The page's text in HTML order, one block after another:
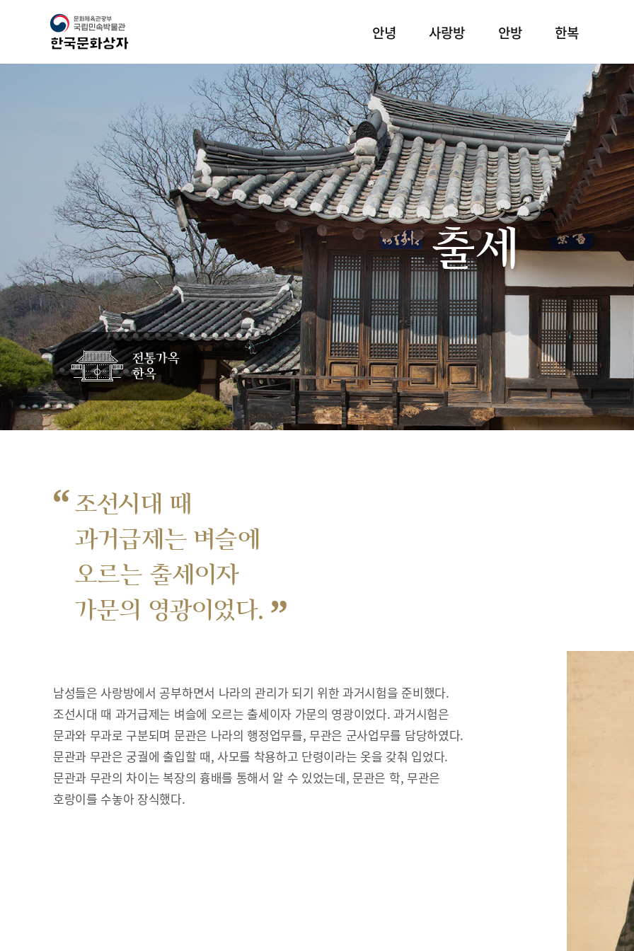
안녕 사랑방 안방 한복
출세
“조선시대 때
과거급제는 벼슬에
오르는 출세이자
가문의 영광이었다. ”
남성들은 사랑방에서 공부하면서 나라의 관리가 되기 위한 과거시험을 준비했다.
조선시대 때 과거급제는 벼슬에 오르는 출세이자 가문의 영광이었다. 과거시험은
문과와 무과로 구분되며 문관은 나라의 행정업무를, 무관은 군사업무를 담당하였다.
문관과 무관은 궁궐에 출입할 때, 사모를 착용하고 단령이라는 옷을 갖춰 입었다.
문관과 무관의 차이는 복장의 흉배를 통해서 알 수 있었는데, 문관은 학, 무관은
호랑이를 수놓아 장식했다.